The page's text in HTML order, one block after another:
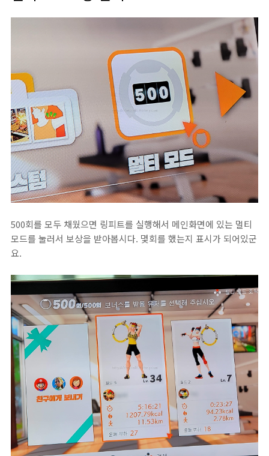
500회를 모두 채웠으면 링피트를 실행해서 메인화면에 있는 멀티
모드를 눌러서 보상을 받아봅시다. 몇회를 했는지 표시가 되어있군
요.